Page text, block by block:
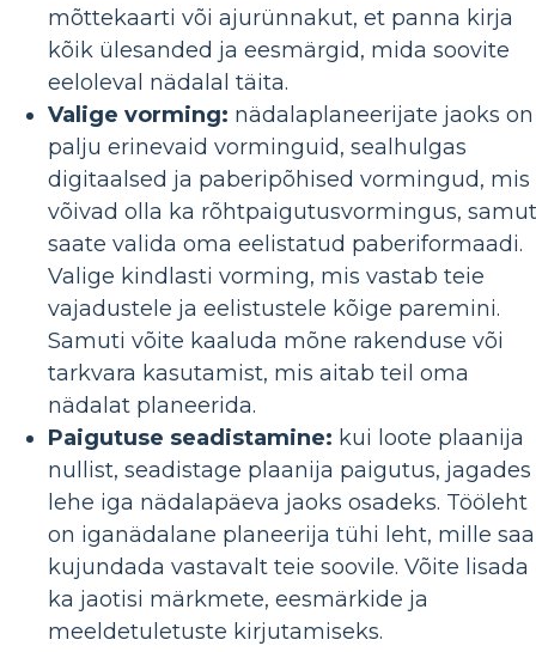
mõttekaarti või ajurünnakut, et panna kirja
kõik ülesanded ja eesmärgid, mida soovite
eeloleval nädalal täita.
Valige vorming: nädalaplaneerijate jaoks on
palju erinevaid vorminguid, sealhulgas
digitaalsed ja paberipõhised vormingud, mis
võivad olla ka rõhtpaigutusvormingus,
saate valida oma eelistatud paberiformaadi.
Valige kindlasti vorming, mis vastab teie
vajadustele ja eelistustele kõige paremini.
Samuti võite kaaluda mõne rakenduse või
tarkvara kasutamist, mis aitab teil oma
nädalat planeerida.
Paigutuse seadistamine: kui loote plaanija
nullist, seadistage plaanija paigutus, jagades
lehe iga nädalapäeva jaoks osadeks. Tööleht
on iganädalane planeerija tühi leht, mille
kujundada vastavalt teie soovile. Võite lisada
ka jaotisi märkmete, eesmärkide ja
meeldetuletuste kirjutamiseks.